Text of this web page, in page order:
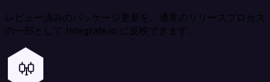
レビュー済みのパッケージ更新を、通常のリリースプロセス
の一部として Integrate.io に反映できます。